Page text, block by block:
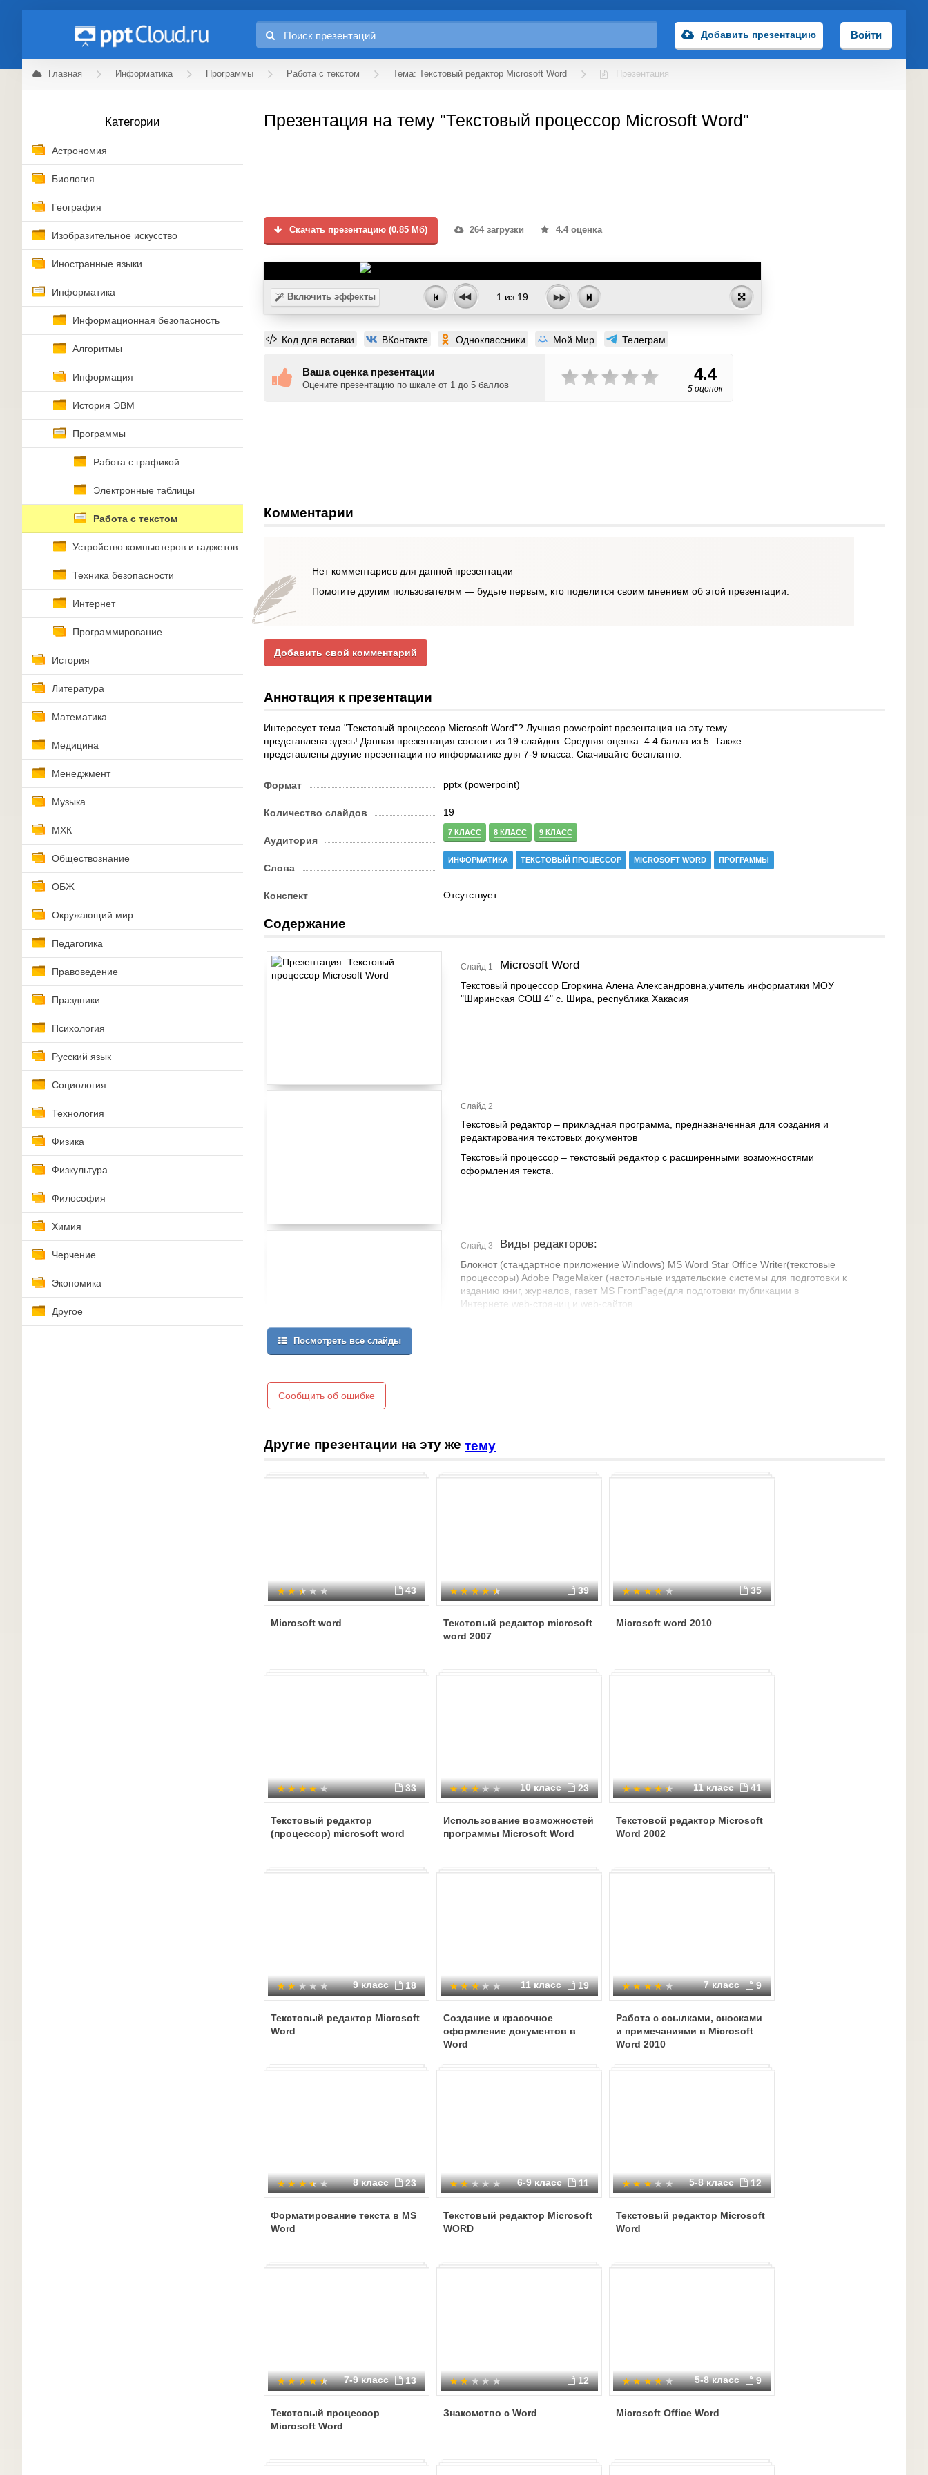
Добавить презентацию Войти
Главная Информатика Программы Работа с текстом Тема: Текстовый редактор Microsoft Word Презентация
Категории
Астрономия
Биология
География
Изобразительное искусство
Иностранные языки
Информатика
Информационная безопасность
Алгоритмы
Информация
История ЭВМ
Программы
Работа с графикой
Электронные таблицы
Работа с текстом
Устройство компьютеров и гаджетов
Техника безопасности
Интернет
Программирование
История
Литература
Математика
Медицина
Менеджмент
Музыка
МХК
Обществознание
ОБЖ
Окружающий мир
Педагогика
Правоведение
Праздники
Психология
Русский язык
Социология
Технология
Физика
Физкультура
Философия
Химия
Черчение
Экономика
Другое
Презентация на тему "Текстовый процессор Microsoft Word"
Скачать презентацию (0.85 Мб) 264 загрузки 4.4 оценка
Включить эффекты 1 из 19
Код для вставки ВКонтакте Одноклассники Мой Мир Телеграм
Ваша оценка презентации
Оцените презентацию по шкале от 1 до 5 баллов
4.4
5 оценок
Комментарии
Нет комментариев для данной презентации
Помогите другим пользователям — будьте первым, кто поделится своим мнением об этой презентации.
Добавить свой комментарий
Аннотация к презентации
Интересует тема "Текстовый процессор Microsoft Word"? Лучшая powerpoint презентация на эту тему
представлена здесь! Данная презентация состоит из 19 слайдов. Средняя оценка: 4.4 балла из 5. Также
представлены другие презентации по информатике для 7-9 класса. Скачивайте бесплатно.
Формат pptx (powerpoint)
Количество слайдов 19
Аудитория
7 КЛАСС 8 КЛАСС 9 КЛАСС
Слова
ИНФОРМАТИКА ТЕКСТОВЫЙ ПРОЦЕССОР MICROSOFT WORD ПРОГРАММЫ
Конспект Отсутствует
Содержание
Слайд 1 Microsoft Word
Текстовый процессор Егоркина Алена Александровна,учитель информатики МОУ
"Ширинская СОШ 4" с. Шира, республика Хакасия
Слайд 2
Текстовый редактор – прикладная программа, предназначенная для создания и
редактирования текстовых документов
Текстовый процессор – текстовый редактор с расширенными возможностями
оформления текста.
Слайд 3 Виды редакторов:
Блокнот (стандартное приложение Windows) MS Word Star Office Writer(текстовые
процессоры) Adobe PageMaker (настольные издательские системы для подготовки к
изданию книг, журналов, газет MS FrontPage(для подготовки публикации в
Интернете web-страниц и web-сайтов.
Посмотреть все слайды
Сообщить об ошибке
Другие презентации на эту же тему
43
Microsoft word
39
Текстовый редактор microsoft
word 2007
35
Microsoft word 2010
33
Текстовый редактор
(процессор) microsoft word
10 класс 23
Использование возможностей
программы Microsoft Word
11 класс 41
Текстовой редактор Microsoft
Word 2002
9 класс 18
Текстовый редактор Microsoft
Word
11 класс 19
Создание и красочное
оформление документов в
Word
7 класс 9
Работа с ссылками, сносками
и примечаниями в Microsoft
Word 2010
8 класс 23
Форматирование текста в MS
Word
6-9 класс 11
Текстовый редактор Microsoft
WORD
5-8 класс 12
Текстовый редактор Microsoft
Word
7-9 класс 13
Текстовый процессор
Microsoft Word
12
Знакомство с Word
5-8 класс 9
Microsoft Office Word